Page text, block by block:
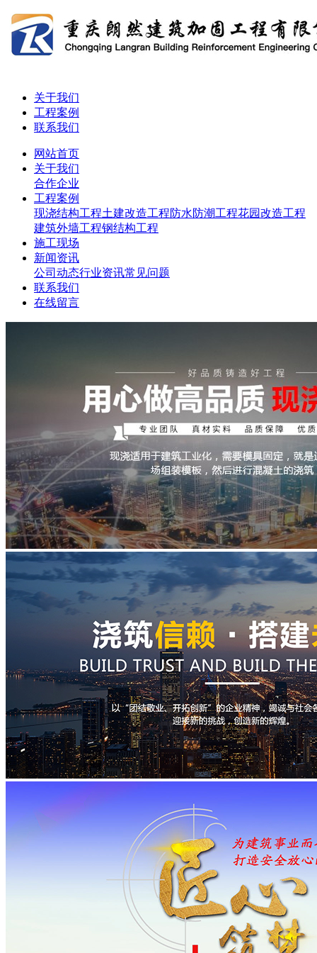
关于我们
工程案例
联系我们
网站首页
关于我们
合作企业
工程案例
现浇结构工程土建改造工程防水防潮工程花园改造工程
建筑外墙工程钢结构工程
施工现场
新闻资讯
公司动态行业资讯常见问题
联系我们
在线留言